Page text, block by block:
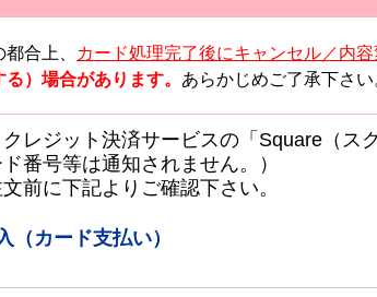
合上、 カード処理完了後にキャンセル／内
）場合があります。 あらかじめご了承下さい
レジット決済サービスの「Square（ス
番号等は通知されません。）
前に下記よりご確認下さい。
（カード支払い）